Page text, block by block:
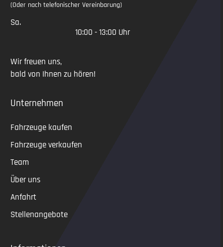
(Oder nach telefonischer Vereinbarung)
Sa.
10:00 - 13:00 Uhr
Wir freuen uns,
bald von Ihnen zu hören!
Unternehmen
Fahrzeuge kaufen
Fahrzeuge verkaufen
Team
Über uns
Anfahrt
Stellenangebote